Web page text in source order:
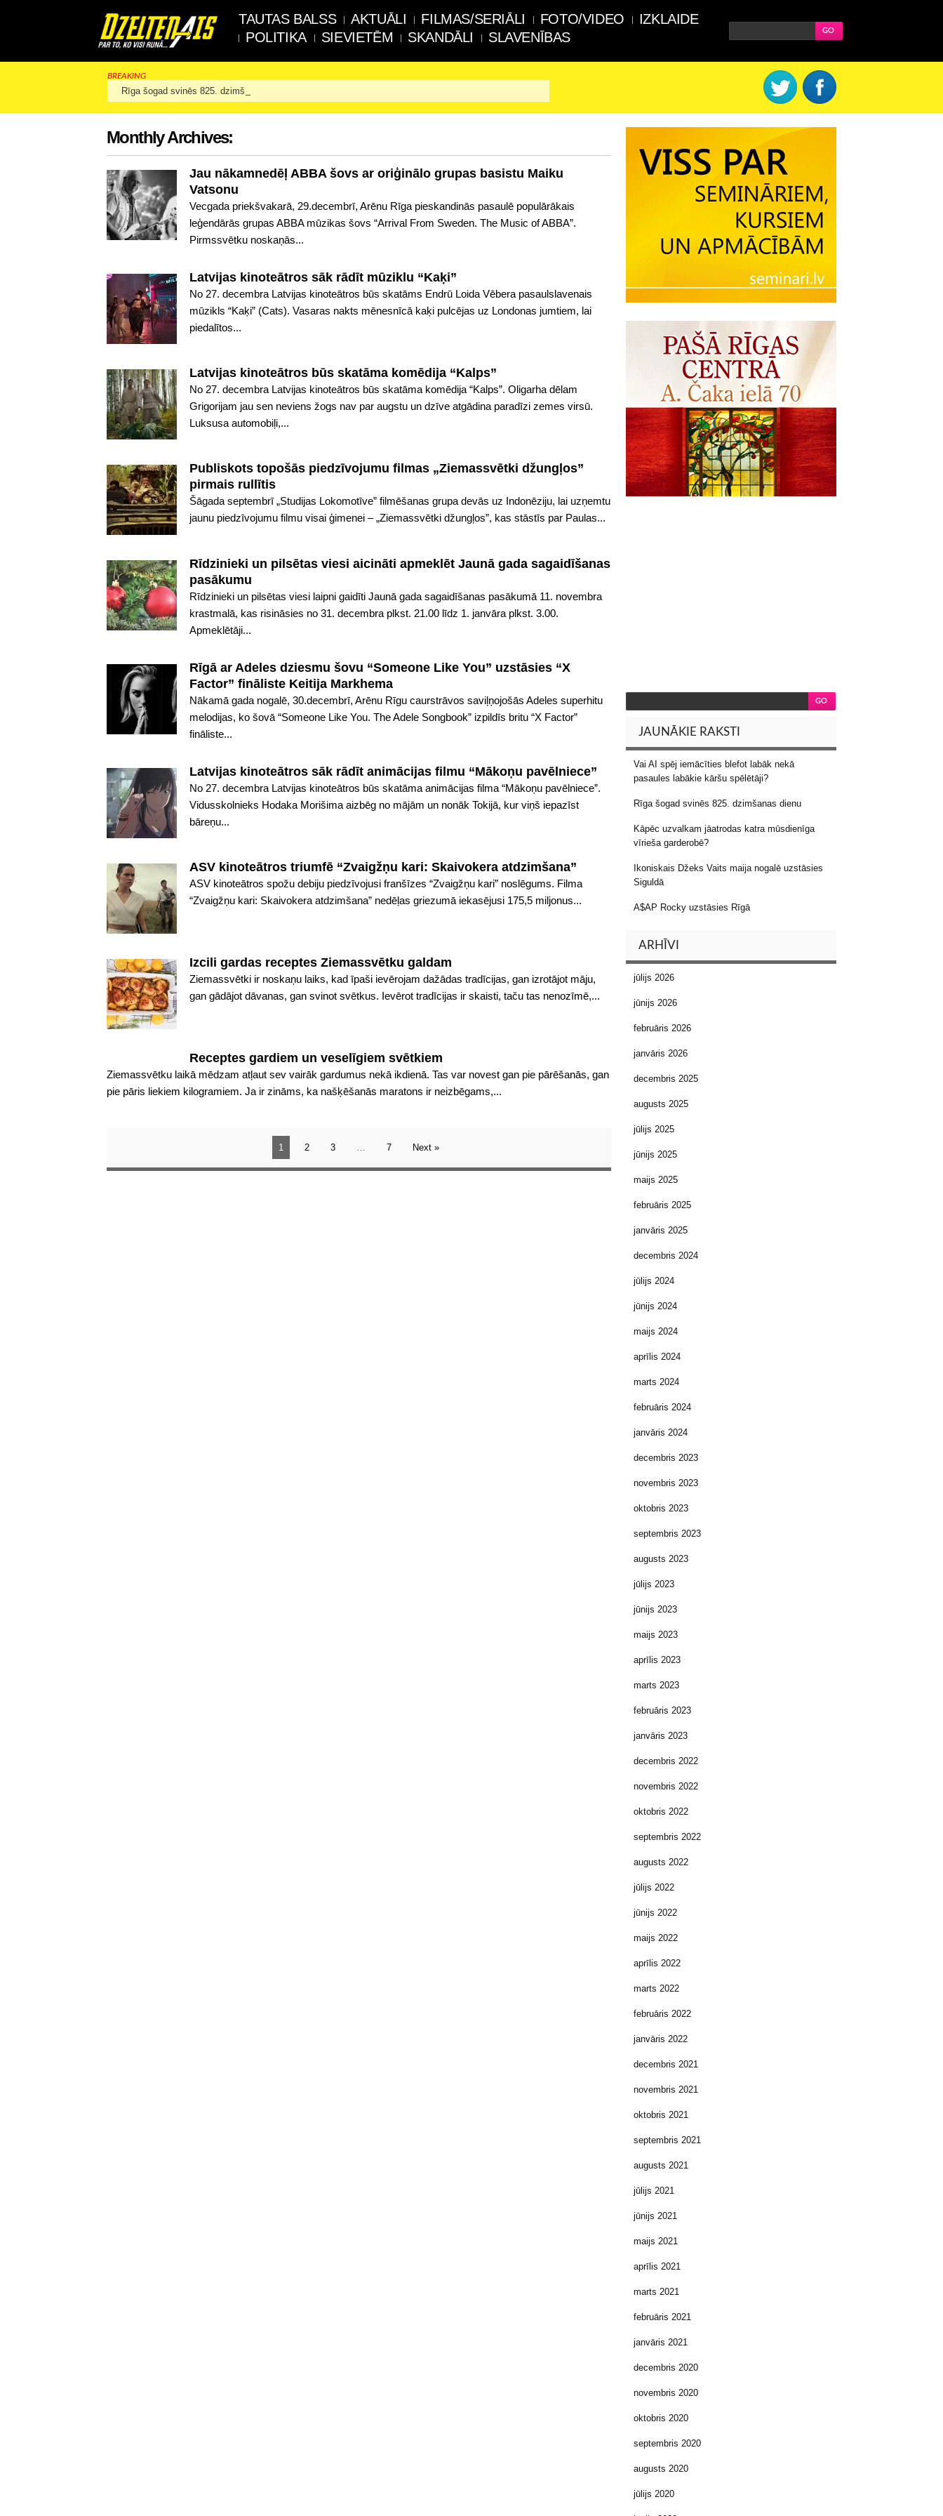
TAUTAS BALSS AKTUĀLI FILMAS/SERIĀLI FOTO/VIDEO
IZKLAIDE
POLITIKA
SIEVIETĒM SKANDĀLI SLAVENĪBAS
BREAKING
Rīga šogad svinēs 825. dzimšanas dienu
Monthly Archives:
Jau nākamnedēļ ABBA šovs ar oriģinālo grupas basistu Maiku
Vatsonu
Vecgada priekšvakarā, 29.decembrī, Arēnu Rīga pieskandinās pasaulē populārākais
leģendārās grupas ABBA mūzikas šovs “Arrival From Sweden. The Music of ABBA”.
Pirmssvētku noskaņās...
Latvijas kinoteātros sāk rādīt mūziklu “Kaķi”
No 27. decembra Latvijas kinoteātros būs skatāms Endrū Loida Vēbera pasaulslavenais
mūzikls “Kaķi” (Cats). Vasaras nakts mēnesnīcā kaķi pulcējas uz Londonas jumtiem, lai
piedalītos...
Latvijas kinoteātros būs skatāma komēdija “Kalps”
No 27. decembra Latvijas kinoteātros būs skatāma komēdija “Kalps”. Oligarha dēlam
Grigorijam jau sen neviens žogs nav par augstu un dzīve atgādina paradīzi zemes virsū.
Luksusa automobiļi,...
Publiskots topošās piedzīvojumu filmas „Ziemassvētki džungļos”
pirmais rullītis
Šāgada septembrī „Studijas Lokomotīve” filmēšanas grupa devās uz Indonēziju, lai uzņemtu
jaunu piedzīvojumu filmu visai ģimenei – „Ziemassvētki džungļos”, kas stāstīs par Paulas...
Rīdzinieki un pilsētas viesi aicināti apmeklēt Jaunā gada sagaidīšanas
pasākumu
Rīdzinieki un pilsētas viesi laipni gaidīti Jaunā gada sagaidīšanas pasākumā 11. novembra
krastmalā, kas risināsies no 31. decembra plkst. 21.00 līdz 1. janvāra plkst. 3.00.
Apmeklētāji...
Rīgā ar Adeles dziesmu šovu “Someone Like You” uzstāsies “X
Factor” fināliste Keitija Markhema
Nākamā gada nogalē, 30.decembrī, Arēnu Rīgu caurstrāvos saviļņojošās Adeles superhitu
melodijas, ko šovā “Someone Like You. The Adele Songbook” izpildīs britu “X Factor”
fināliste...
Latvijas kinoteātros sāk rādīt animācijas filmu “Mākoņu pavēlniece”
No 27. decembra Latvijas kinoteātros būs skatāma animācijas filma “Mākoņu pavēlniece”.
Vidusskolnieks Hodaka Morišima aizbēg no mājām un nonāk Tokijā, kur viņš iepazīst
bāreņu...
ASV kinoteātros triumfē “Zvaigžņu kari: Skaivokera atdzimšana”
ASV kinoteātros spožu debiju piedzīvojusi franšīzes “Zvaigžņu kari” noslēgums. Filma
“Zvaigžņu kari: Skaivokera atdzimšana” nedēļas griezumā iekasējusi 175,5 miljonus...
Izcili gardas receptes Ziemassvētku galdam
Ziemassvētki ir noskaņu laiks, kad īpaši ievērojam dažādas tradīcijas, gan izrotājot māju,
gan gādājot dāvanas, gan svinot svētkus. Ievērot tradīcijas ir skaisti, taču tas nenozīmē,...
Receptes gardiem un veselīgiem svētkiem
Ziemassvētku laikā mēdzam atļaut sev vairāk gardumus nekā ikdienā. Tas var novest gan pie pārēšanās, gan
pie pāris liekiem kilogramiem. Ja ir zināms, ka našķēšanās maratons ir neizbēgams,...
1 2 3 … 7 Next »
JAUNĀKIE RAKSTI
Vai AI spēj iemācīties blefot labāk nekā
pasaules labākie kāršu spēlētāji?
Rīga šogad svinēs 825. dzimšanas dienu
Kāpēc uzvalkam jāatrodas katra mūsdienīga
vīrieša garderobē?
Ikoniskais Džeks Vaits maija nogalē uzstāsies
Siguldā
A$AP Rocky uzstāsies Rīgā
ARHĪVI
jūlijs 2026
jūnijs 2026
februāris 2026
janvāris 2026
decembris 2025
augusts 2025
jūlijs 2025
jūnijs 2025
maijs 2025
februāris 2025
janvāris 2025
decembris 2024
jūlijs 2024
jūnijs 2024
maijs 2024
aprīlis 2024
marts 2024
februāris 2024
janvāris 2024
decembris 2023
novembris 2023
oktobris 2023
septembris 2023
augusts 2023
jūlijs 2023
jūnijs 2023
maijs 2023
aprīlis 2023
marts 2023
februāris 2023
janvāris 2023
decembris 2022
novembris 2022
oktobris 2022
septembris 2022
augusts 2022
jūlijs 2022
jūnijs 2022
maijs 2022
aprīlis 2022
marts 2022
februāris 2022
janvāris 2022
decembris 2021
novembris 2021
oktobris 2021
septembris 2021
augusts 2021
jūlijs 2021
jūnijs 2021
maijs 2021
aprīlis 2021
marts 2021
februāris 2021
janvāris 2021
decembris 2020
novembris 2020
oktobris 2020
septembris 2020
augusts 2020
jūlijs 2020